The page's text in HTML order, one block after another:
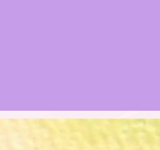
公式ウェブサイト『